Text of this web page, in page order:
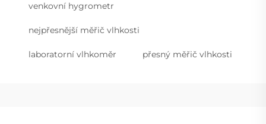
venkovní hygrometr
nejpřesnější měřič vlhkosti
laboratorní vlhkoměr přesný měřič vlhkosti